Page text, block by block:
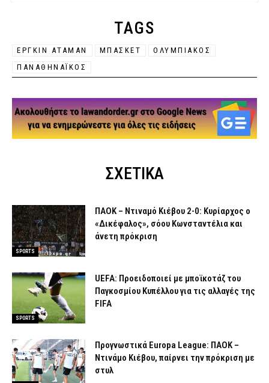
TAGS
ΕΡΓΚΊΝ ΑΤΑΜΆΝ ΜΠΑΣΚΕΤ
ΟΛΥΜΠΙΑΚΟΣ
ΠΑΝΑΘΗΝΑΪΚΟΣ
ΣΧΕΤΙΚΑ
SPORTS
ΠΑΟΚ – Ντιναμό Κιέβου 2-0: Κυρίαρχος ο
«Δικέφαλος», σόου Κωνσταντέλια και
άνετη πρόκριση
SPORTS
UEFA: Προειδοποιεί με μποϊκοτάζ του
Παγκοσμίου Κυπέλλου για τις αλλαγές της
FIFA
Προγνωστικά Europa League: ΠΑΟΚ –
Ντινάμο Κιέβου, παίρνει την πρόκριση με
στυλ